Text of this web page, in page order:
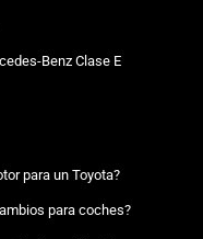
Benz Clase E
para un Toyota?
para coches?